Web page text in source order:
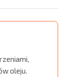
oleju.